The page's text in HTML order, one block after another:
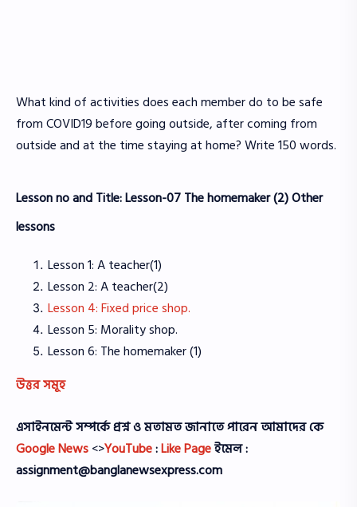
What kind of activities does each member do to be safe
from COVID19 before going outside, after coming from
outside and at the time staying at home? Write 150 words.
Lesson no and Title:Lesson-07 The homemaker (2) Other
lessons
Lesson 1: A teacher(1)
Lesson 2: A teacher(2)
Lesson 4: Fixed price shop.
Lesson 5: Morality shop.
Lesson 6: The homemaker (1)
উত্তর সমূহ
এসাইনমেন্ট সম্পর্কে প্রশ্ন ও মতামত জানাতে পারেন আমাদের কে
Google News<>YouTube:Like Pageইমেল :
assignment@banglanewsexpress.com